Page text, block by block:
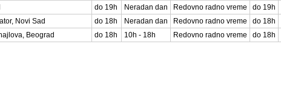
do 19h Neradan dan Redovno radno vreme do 19h
Novi Sad do 18h Neradan dan Redovno radno vreme do 18h
Beograd do 18h 10h - 18h Redovno radno vreme do 18h